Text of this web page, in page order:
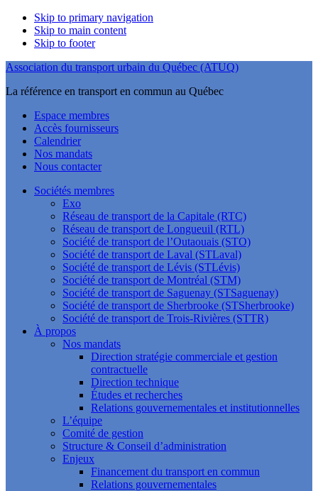
Skip to primary navigation
Skip to main content
Skip to footer
Association du transport urbain du Québec (ATUQ)
La référence en transport en commun au Québec
Espace membres
Accès fournisseurs
Calendrier
Nos mandats
Nous contacter
Sociétés membres
Exo
Réseau de transport de la Capitale (RTC)
Réseau de transport de Longueuil (RTL)
Société de transport de l’Outaouais (STO)
Société de transport de Laval (STLaval)
Société de transport de Lévis (STLévis)
Société de transport de Montréal (STM)
Société de transport de Saguenay (STSaguenay)
Société de transport de Sherbrooke (STSherbrooke)
Société de transport de Trois-Rivières (STTR)
À propos
Nos mandats
Direction stratégie commerciale et gestion
contractuelle
Direction technique
Études et recherches
Relations gouvernementales et institutionnelles
L’équipe
Comité de gestion
Structure & Conseil d’administration
Enjeux
Financement du transport en commun
Relations gouvernementales